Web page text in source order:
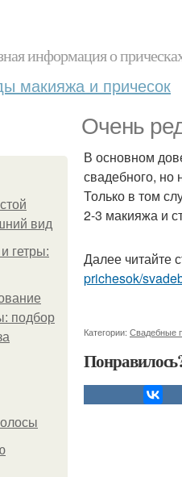
информация о
макияжа и причесок
Очень
вид
гетры:
подбор
В основном
свадебного,
Только в том
2-3 макияжа и
Далее читайте
prichesok/
Категории: Свадебные